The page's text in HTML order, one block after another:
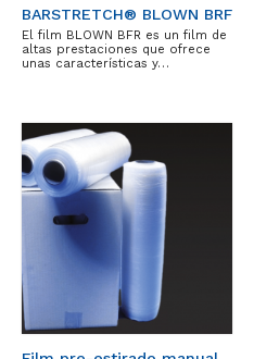
BARSTRETCH® BLOWN BRF
El film BLOWN BFR es un film de
altas prestaciones que ofrece
unas características y…